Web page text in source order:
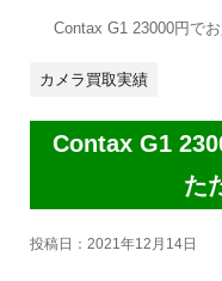
Contax G1 23000円で
カメラ買取実績
Contax G1
た
投稿日： 2021年12月14日